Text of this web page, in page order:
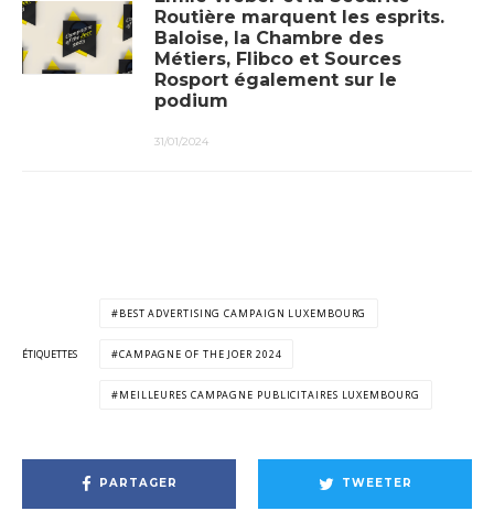
Routière marquent les esprits.
Baloise, la Chambre des
Métiers, Flibco et Sources
Rosport également sur le
podium
31/01/2024
ÉTIQUETTES
BEST ADVERTISING CAMPAIGN LUXEMBOURG
CAMPAGNE OF THE JOER 2024
MEILLEURES CAMPAGNE PUBLICITAIRES LUXEMBOURG
PARTAGER TWEETER